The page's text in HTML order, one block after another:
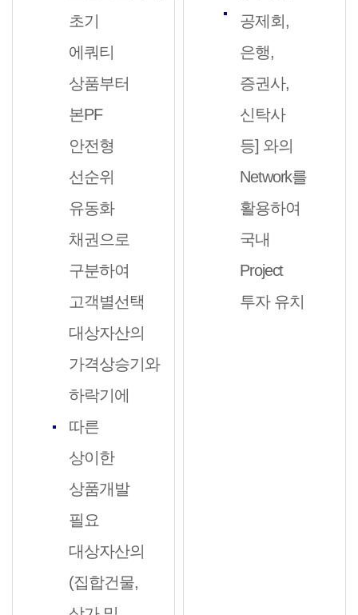
초기
에쿼티
상품부터
본PF
안전형
선순위
유동화
채권으로
구분하여
고객별선택
대상자산의
가격상승기와
하락기에
따른
상이한
상품개발
필요
대상자산의
(집합건물,
공제회,
은행,
증권사,
신탁사
등] 와의
Network를
활용하여
국내
Project
투자 유치